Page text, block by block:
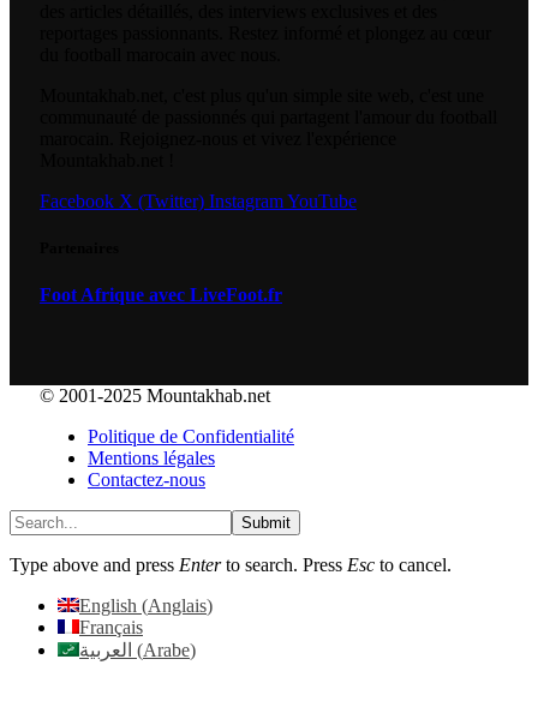
Facebook X (Twitter) InstagramYouTube
Foot Afrique avec LiveFoot.fr
© 2001-2025 Mountakhab.net
Politique de Confidentialité
Mentions légales
Contactez-nous
Submit
Type above and press Enterto search. Press Esc to cancel.
English (Anglais)
Français
العربية (Arabe)